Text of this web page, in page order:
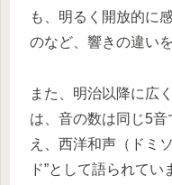
も、明るく開放的に
のなど、響きの違い
また、明治以降に広
は、音の数は同じ5
え、西洋和声（ドミ
ド”として語られて